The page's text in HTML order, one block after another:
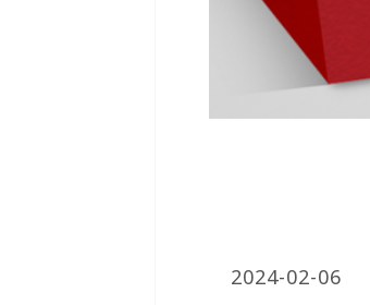
2024-02-06